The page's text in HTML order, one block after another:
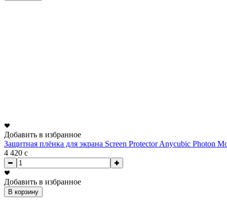
Добавить в избранное
Защитная плёнка для экрана Screen Protector Anycubic Photon
4 420 c
Добавить в избранное
В корзину